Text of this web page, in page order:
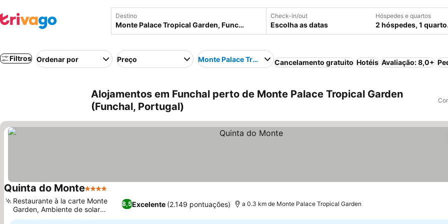
Destino Check-in/out
Escolha as datas
Hóspedes e quartos
2 hóspedes, 1 quarto.
Filtros Ordenar por Preço Monte Palace Tropical GardenCancelamento gratuito Hotéis Avaliação: 8,0+
Alojamentos em Funchal perto de Monte Palace Tropical Garden
(Funchal, Portugal)
Quinta do Monte4 Estrelas
8,5Excelente (2.149 pontuações)
Restaurante à la carte Monte
Garden, Ambiente de solar
histórico
a 0.3 km de Monte Palace Tropical Garden